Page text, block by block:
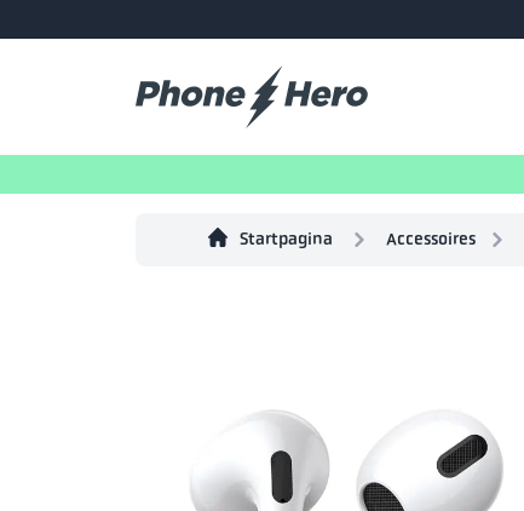
Startpagina Accessoires